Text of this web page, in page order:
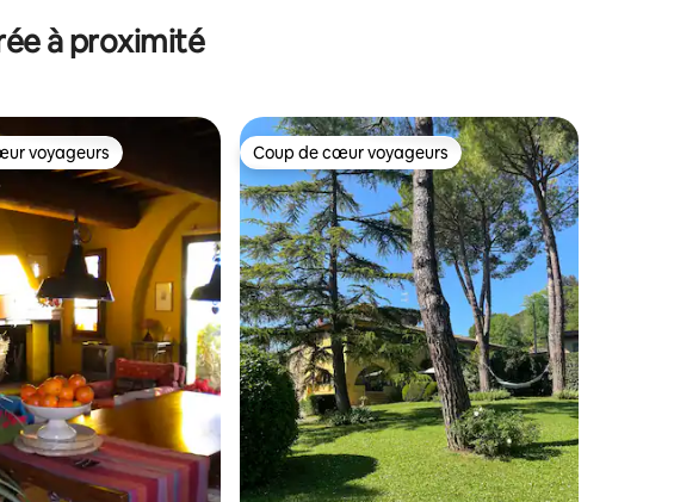
à proximité
de 103 commentaires : 4,92 sur 5
voyageurs les plus appréciés
voyageurs Coup de cœur voyageurs
Coup de cœur voyageurs